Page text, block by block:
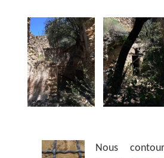
Nous